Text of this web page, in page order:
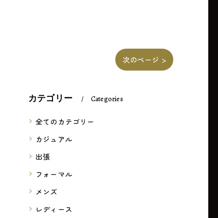
次のページ >
カテゴリー Categories
全てのカテゴリー
カジュアル
出張
フォーマル
メンズ
レディース